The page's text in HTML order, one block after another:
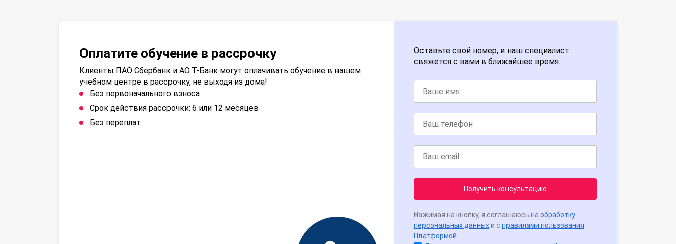
Оплатите обучение в рассрочку
Клиенты ПАО Сбербанк и АО Т-Банк могут оплачивать обучение в нашем
учебном центре в рассрочку, не выходя из дома!
Без первоначального взноса
Срок действия рассрочки: 6 или 12 месяцев
Без переплат
Оставьте свой номер, и наш специалист
свяжется с вами в ближайшее время.
Получить консультацию
Нажимая на кнопку, я соглашаюсь на обработку
персональных данныхи с правилами пользования
Платформой